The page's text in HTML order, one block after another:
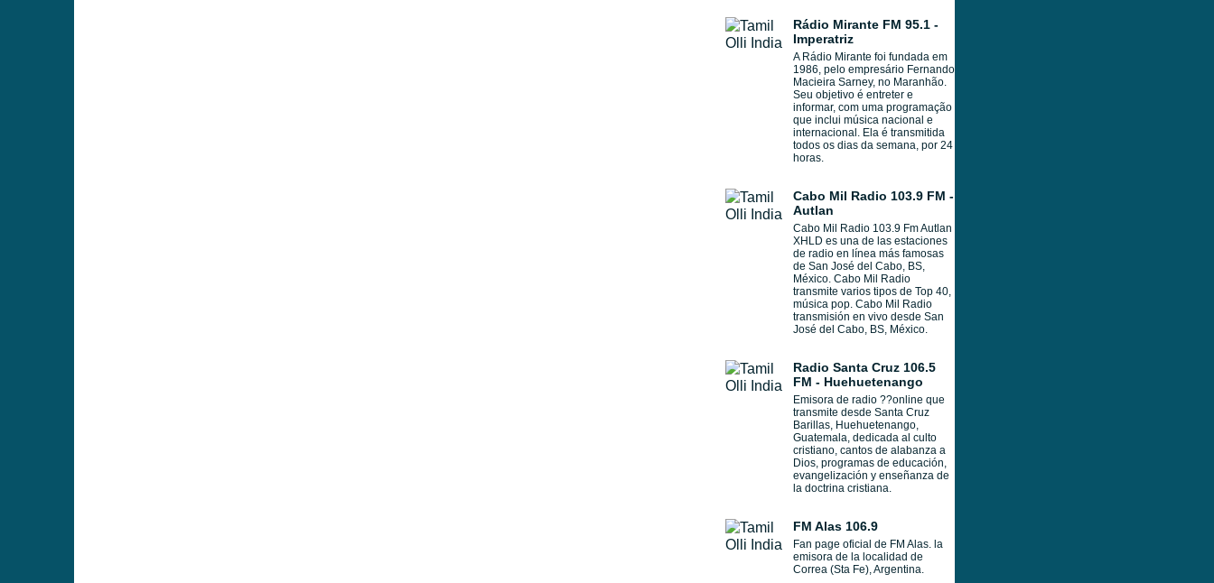
Rádio Mirante FM 95.1 -
Imperatriz
A Rádio Mirante foi fundada em
1986, pelo empresário Fernando
Macieira Sarney, no Maranhão.
Seu objetivo é entreter e
informar, com uma programação
que inclui música nacional e
internacional. Ela é transmitida
todos os dias da semana, por 24
horas.
Cabo Mil Radio 103.9 FM -
Autlan
Cabo Mil Radio 103.9 Fm Autlan
XHLD es una de las estaciones
de radio en línea más famosas
de San José del Cabo, BS,
México. Cabo Mil Radio
transmite varios tipos de Top 40,
música pop. Cabo Mil Radio
transmisión en vivo desde San
José del Cabo, BS, México.
Radio Santa Cruz 106.5
FM - Huehuetenango
Emisora de radio ??online que
transmite desde Santa Cruz
Barillas, Huehuetenango,
Guatemala, dedicada al culto
cristiano, cantos de alabanza a
Dios, programas de educación,
evangelización y enseñanza de
la doctrina cristiana.
FM Alas 106.9
Fan page oficial de FM Alas. la
emisora de la localidad de
Correa (Sta Fe), Argentina.